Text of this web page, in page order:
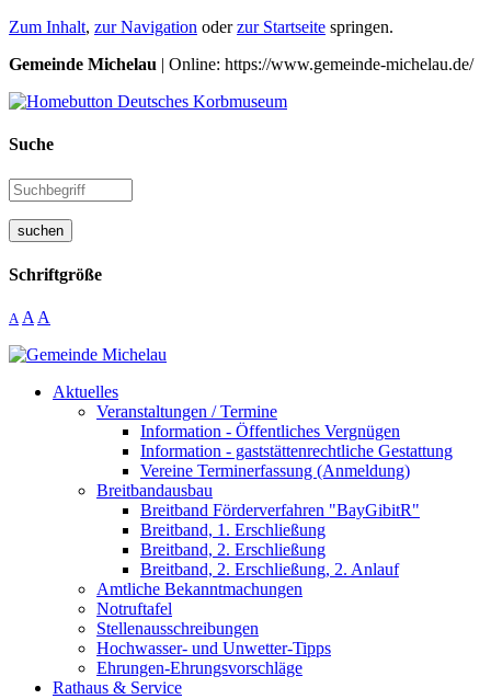
Zum Inhalt, zur Navigation oderzur Startseite springen.
Gemeinde Michelau | Online: https://www.gemeinde-michelau.de/
Suche
suchen
Schriftgröße
A A A
Aktuelles
Veranstaltungen / Termine
Information - Öffentliches Vergnügen
Information - gaststättenrechtliche Gestattung
Vereine Terminerfassung (Anmeldung)
Breitbandausbau
Breitband Förderverfahren "BayGibitR"
Breitband, 1. Erschließung
Breitband, 2. Erschließung
Breitband, 2. Erschließung, 2. Anlauf
Amtliche Bekanntmachungen
Notruftafel
Stellenausschreibungen
Hochwasser- und Unwetter-Tipps
Ehrungen-Ehrungsvorschläge
Rathaus & Service